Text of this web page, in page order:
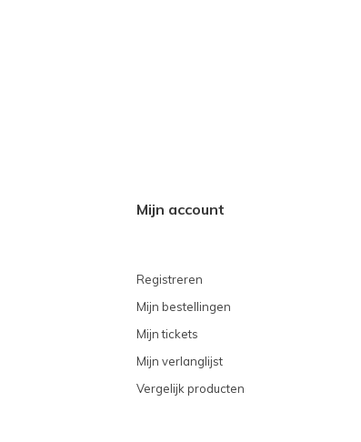
Mijn account
Registreren
Mijn bestellingen
Mijn tickets
Mijn verlanglijst
Vergelijk producten